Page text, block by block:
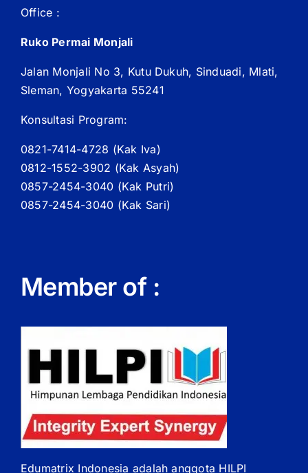
Office :
Ruko Permai Monjali
Jalan Monjali No 3, Kutu Dukuh, Sinduadi, Mlati,
Sleman, Yogyakarta 55241
Konsultasi Program:
0821-7414-4728 (Kak Iva)
0812-1552-3902 (Kak Asyah)
0857-2454-3040 (Kak Putri)
0857-2454-3040 (Kak Sari)
Member of :
Edumatrix Indonesia adalah anggota HILPI